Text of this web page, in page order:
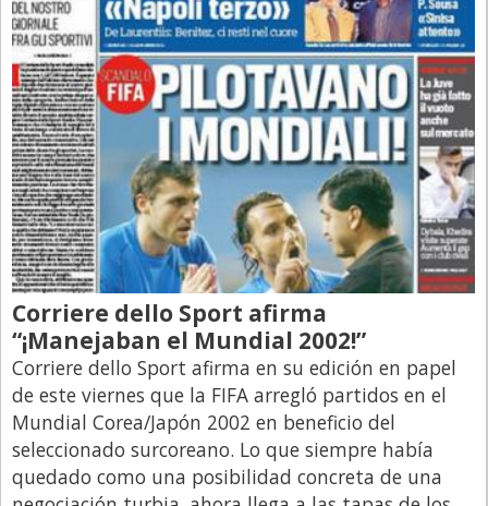
Legales
Libro de Quejas
Medios
Millonarios
Minuto Lanzamiento
Negocios
Opinion
País
Política
Publicidad y Marketing
Real Estate y Propiedades
Responsabilidad Social
Salidas
Corriere dello Sport afirma
“¡Manejaban el Mundial 2002!”
Corriere dello Sport afirma en su edición en papel
de este viernes que la FIFA arregló partidos en el
Mundial Corea/Japón 2002 en beneficio del
seleccionado surcoreano. Lo que siempre había
quedado como una posibilidad concreta de una